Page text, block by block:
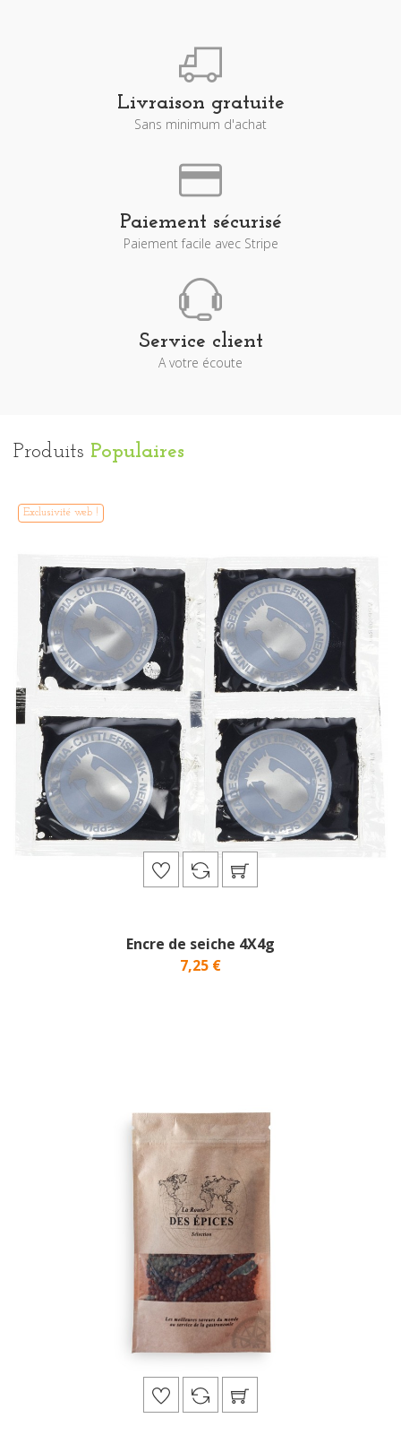
Livraison gratuite
Sans minimum d'achat
Paiement sécurisé
Paiement facile avec Stripe
Service client
A votre écoute
Produits Populaires
Exclusivité web !
Encre de seiche 4X4g
7,25 €